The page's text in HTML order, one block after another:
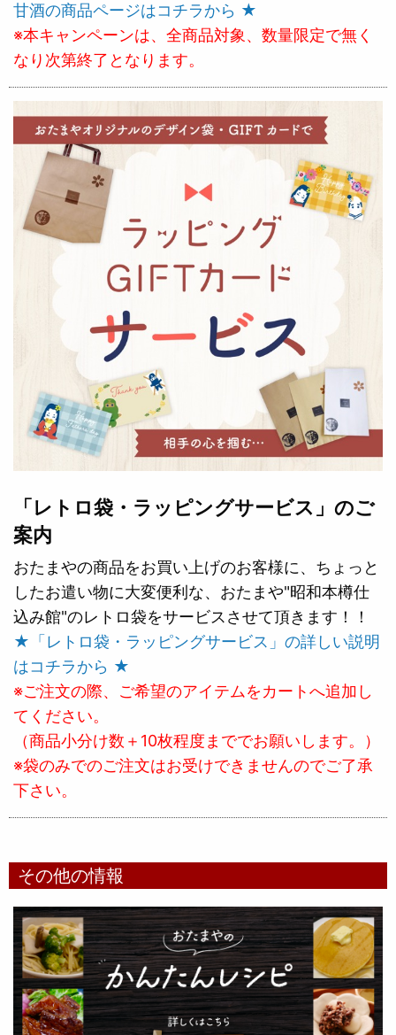
甘酒の商品ページはコチラから ★
※本キャンペーンは、全商品対象、数量限定で無く
なり次第終了となります。
「レトロ袋・ラッピングサービス」のご
案内
おたまやの商品をお買い上げのお客様に、ちょっと
したお遣い物に大変便利な、おたまや"昭和本樽仕
込み館"のレトロ袋をサービスさせて頂きます！！
★「レトロ袋・ラッピングサービス」の詳しい説明
はコチラから ★
※ご注文の際、ご希望のアイテムをカートへ追加し
てください。
（商品小分け数＋10枚程度まででお願いします。）
※袋のみでのご注文はお受けできませんのでご了承
下さい。
その他の情報